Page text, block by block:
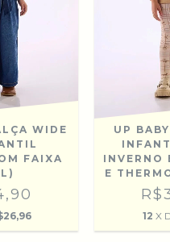
WIDE
FAIXA
UP
INVERNO
E
12 X